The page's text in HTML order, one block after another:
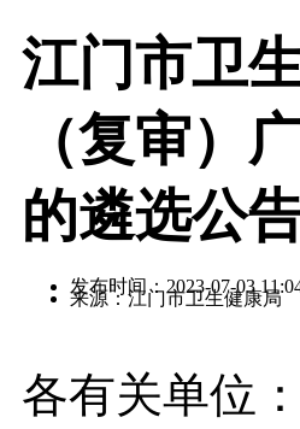
江门市卫
（复审）
的遴选公
发布时间：2023-07-03
来源：江门市卫生健康局
各有关单位：